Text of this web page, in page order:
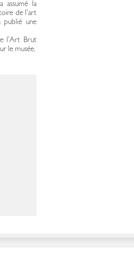
assumé la
de l’art
publié une
l’Art Brut
le musée.